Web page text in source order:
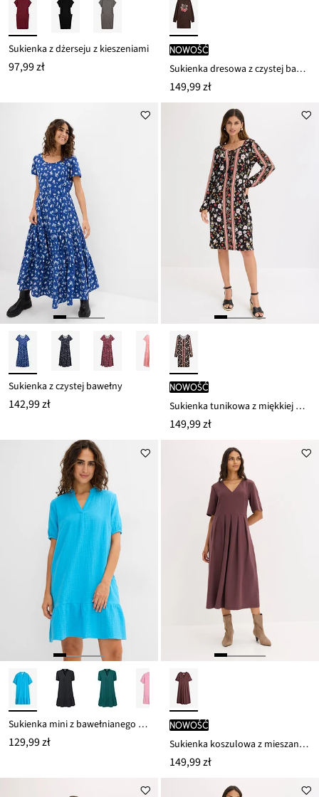
Sukienka z dżerseju z kieszeniami
97,99 zł
nowość
Sukienka dresowa z czystej bawełny organicznej
149,99 zł
Sukienka z czystej bawełny
142,99 zł
nowość
Sukienka tunikowa z miękkiej mieszanki wiskozy
149,99 zł
Sukienka mini z bawełnianego muślinu
129,99 zł
nowość
Sukienka koszulowa z mieszanki wiskozy
149,99 zł